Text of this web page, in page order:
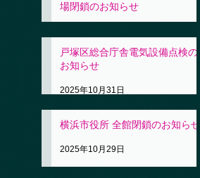
場閉鎖のお知らせ
戸塚区総合庁舎電気設備点検の
お知らせ
2025年10月31日
横浜市役所 全館閉鎖のお知らせ
2025年10月29日